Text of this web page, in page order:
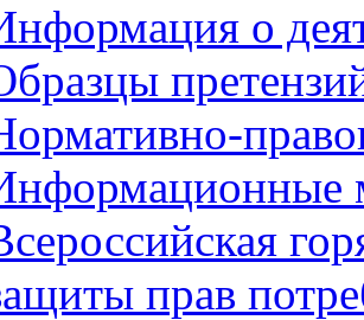
о
прав